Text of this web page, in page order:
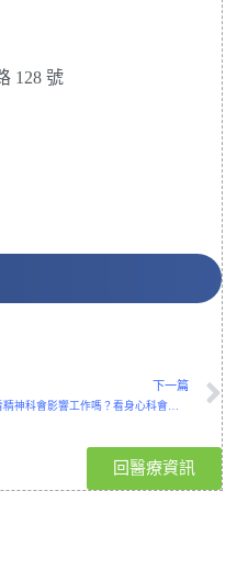
128 號
下一篇
看精神科會影響工作嗎？看身心科會不會留下紀錄
回醫療資訊